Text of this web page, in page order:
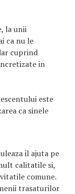
la unii
ca nu le
cuprind
in
este
ca sinele
il ajuta pe
calitatile si,
comune.
trasaturilor